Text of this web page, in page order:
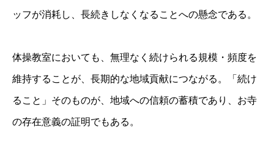
ッフが消耗し、長続きしなくなることへの懸念である。
体操教室においても、無理なく続けられる規模・頻度を
維持することが、長期的な地域貢献につながる。「続け
ること」そのものが、地域への信頼の蓄積であり、お寺
の存在意義の証明でもある。